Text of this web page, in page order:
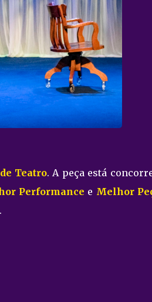
Teatro. A peça está
Performance e Melhor